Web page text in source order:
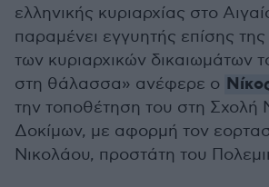
ελληνικής κυριαρχίας στο
παραμένει εγγυητής επίσης της
των κυριαρχικών δικαιωμάτων
στη θάλασσα» ανέφερε ο
την τοποθέτηση του στη Σχολή
Δοκίμων, με αφορμή τον
Νικολάου, προστάτη του